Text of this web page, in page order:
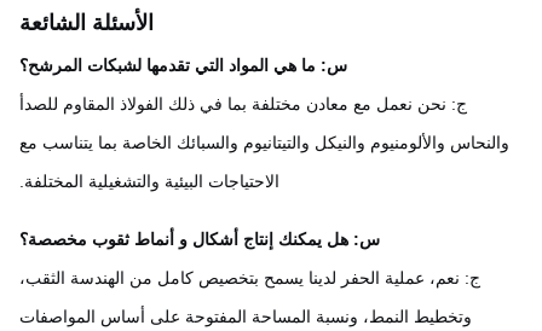
الأسئلة الشائعة
س: ما هي المواد التي تقدمها لشبكات المرشح؟
ج: نحن نعمل مع معادن مختلفة بما في ذلك الفولاذ المقاوم للصدأ
والألومنيوم والنيكل والتيتانيوم والسبائك الخاصة بما يتناسب مع
الاحتياجات البيئية والتشغيلية المختلفة.
س: هل يمكنك إنتاج أشكال و أنماط ثقوب مخصصة؟
ج: نعم، عملية الحفر لدينا يسمح بتخصيص كامل من الهندسة الثقب،
وتخطيط النمط، ونسبة المساحة المفتوحة على أساس المواصفات